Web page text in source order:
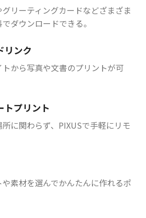
リーティングカードなどざまざま
ダウンロードできる。
リンク
から写真や文書のプリントが可
トプリント
に関わらず、PIXUSで手軽にリモ
素材を選んでかんたんに作れるポ